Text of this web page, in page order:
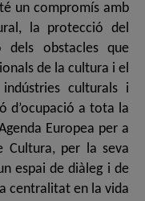
un compromís amb
la protecció del
dels obstacles que
de la cultura i el
culturals i
d’ocupació a tota la
Europea per a
Cultura, per la seva
espai de diàleg i de
centralitat en la vida